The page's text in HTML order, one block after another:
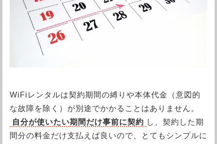
WiFiレンタルは契約期間の縛りや本体代金（意図的
な故障を除く）が別途でかかることはありません。
自分が使いたい期間だけ事前に契約 し、契約した期
間分の料金だけ支払えば良いので、とてもシンプルに